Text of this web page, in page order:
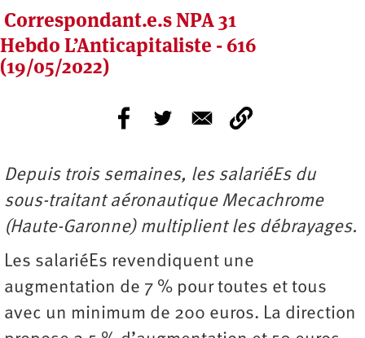
Correspondant.e.s NPA 31
Hebdo L’Anticapitaliste - 616
(19/05/2022)
Depuis trois semaines, les salariéEs du
sous-traitant aéronautique Mecachrome
(Haute-Garonne) multiplient les débrayages.
Les salariéEs revendiquent une
augmentation de 7 % pour toutes et tous
avec un minimum de 200 euros. La direction